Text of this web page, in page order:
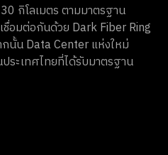
กิโลเมตร ตามมาตรฐาน
อมต่อกันด้วย Dark Fiber Ring
กนั้น Data Center แห่งใหม่
ระเทศไทยที่ได้รับมาตรฐาน